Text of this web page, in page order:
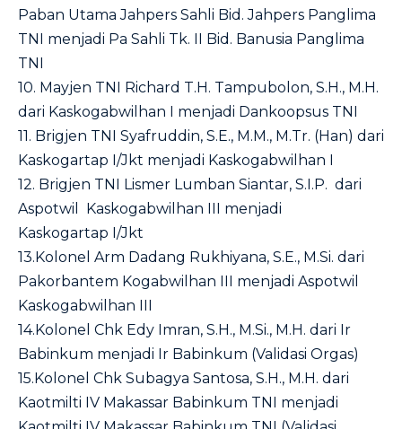
Paban Utama Jahpers Sahli Bid. Jahpers Panglima
TNI menjadi Pa Sahli Tk. II Bid. Banusia Panglima
TNI
10. Mayjen TNI Richard T.H. Tampubolon, S.H., M.H.
dari Kaskogabwilhan I menjadi Dankoopsus TNI
11. Brigjen TNI Syafruddin, S.E., M.M., M.Tr. (Han) dari
Kaskogartap I/Jkt menjadi Kaskogabwilhan I
12. Brigjen TNI Lismer Lumban Siantar, S.I.P. dari
Aspotwil Kaskogabwilhan III menjadi
Kaskogartap I/Jkt
13.Kolonel Arm Dadang Rukhiyana, S.E., M.Si. dari
Pakorbantem Kogabwilhan III menjadi Aspotwil
Kaskogabwilhan III
14.Kolonel Chk Edy Imran, S.H., M.Si., M.H. dari Ir
Babinkum menjadi Ir Babinkum (Validasi Orgas)
15.Kolonel Chk Subagya Santosa, S.H., M.H. dari
Kaotmilti IV Makassar Babinkum TNI menjadi